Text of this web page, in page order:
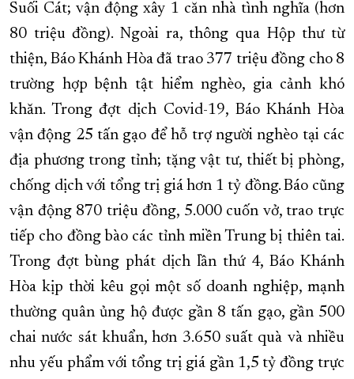
Suối Cát; vận động xây 1 căn nhà tình nghĩa (hơn
80 triệu đồng). Ngoài ra, thông qua Hộp thư từ
thiện, Báo Khánh Hòa đã trao 377 triệu đồng cho 8
trường hợp bệnh tật hiểm nghèo, gia cảnh khó
khăn. Trong đợt dịch Covid-19, Báo Khánh Hòa
vận động 25 tấn gạo để hỗ trợ người nghèo tại các
địa phương trong tỉnh; tặng vật tư, thiết bị phòng,
chống dịch với tổng trị giá hơn 1 tỷ đồng. Báo cũng
vận động 870 triệu đồng, 5.000 cuốn vở, trao trực
tiếp cho đồng bào các tỉnh miền Trung bị thiên tai.
Trong đợt bùng phát dịch lần thứ 4, Báo Khánh
Hòa kịp thời kêu gọi một số doanh nghiệp, mạnh
thường quân ủng hộ được gần 8 tấn gạo, gần 500
chai nước sát khuẩn, hơn 3.650 suất quà và nhiều
nhu yếu phẩm với tổng trị giá gần 1,5 tỷ đồng trực